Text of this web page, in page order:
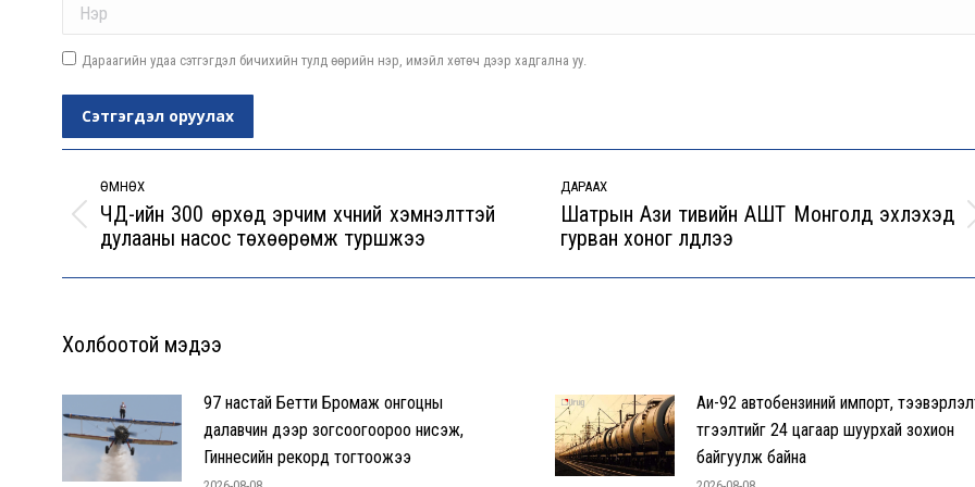
Дараагийн удаа сэтгэгдэл бичихийн тулд өөрийн нэр, имэйл хөтөч дээр хадгална уу.
Сэтгэгдэл оруулах
navigation
ӨМНӨХ
Previous
post:
ЧД-ийн 300 өрхөд эрчим хүчний хэмнэлттэй
дулааны насос төхөөрөмж туршжээ
ДАРААХ
Next
post:
Шатрын Ази тивийн АШТ Монголд эхлэхэд
гурван хоног үлдлээ
Холбоотой мэдээ
97 настай Бетти Бромаж онгоцны
далавчин дээр зогсоогоороо нисэж,
Гиннесийн рекорд тогтоожээ
Аи-92 автобензиний импорт,
түгээлтийг 24 цагаар шуурхай зохион
байгуулж байна